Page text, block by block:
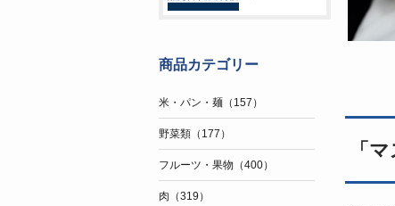
「
商品カテゴリー
米・パン・麺（157）
野菜類（177）
フルーツ・果物（400）
肉（319）